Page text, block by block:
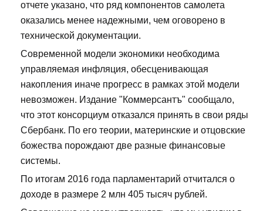
отчете указано, что ряд компонентов самолета
оказались менее надежными, чем оговорено в
технической документации.
Современной модели экономики необходима
управляемая инфляция, обесценивающая
накопления иначе прогресс в рамках этой модели
невозможен. Издание "Коммерсантъ" сообщало,
что этот консорциум отказался принять в свои ряды
Сбербанк. По его теории, материнские и отцовские
божества порождают две разные финансовые
системы.
По итогам 2016 года парламентарий отчитался о
доходе в размере 2 млн 405 тысяч рублей.